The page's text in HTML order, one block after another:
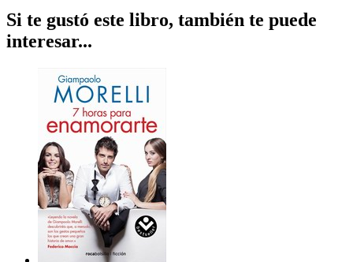
Si te gustó este libro, también te puede
interesar...